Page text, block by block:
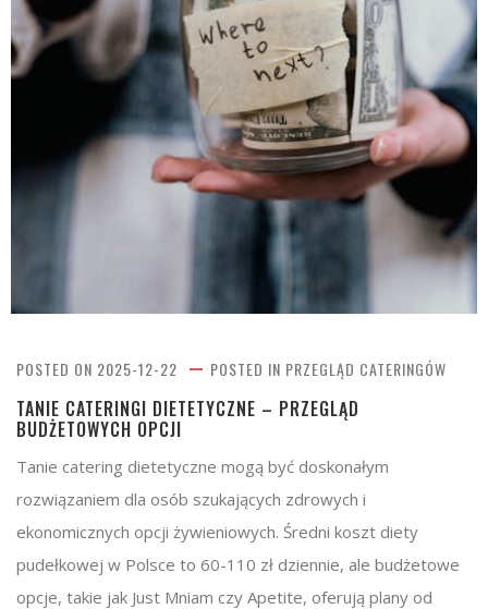
POSTED ON 2025-12-22 POSTED IN PRZEGLĄD CATERINGÓW
TANIE CATERINGI DIETETYCZNE – PRZEGLĄD
BUDŻETOWYCH OPCJI
Tanie catering dietetyczne mogą być doskonałym
rozwiązaniem dla osób szukających zdrowych i
ekonomicznych opcji żywieniowych. Średni koszt diety
pudełkowej w Polsce to 60-110 zł dziennie, ale budżetowe
opcje, takie jak Just Mniam czy Apetite, oferują plany od